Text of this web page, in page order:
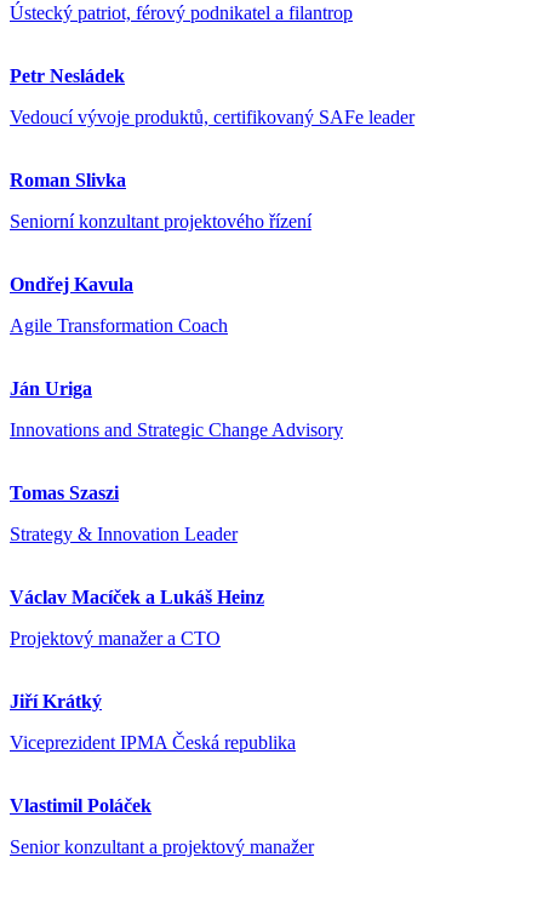
Ústecký patriot, férový podnikatel a filantrop
Petr Nesládek
Vedoucí vývoje produktů, certifikovaný SAFe leader
Roman Slivka
Seniorní konzultant projektového řízení
Ondřej Kavula
Agile Transformation Coach
Ján Uriga
Innovations and Strategic Change Advisory
Tomas Szaszi
Strategy & Innovation Leader
Václav Macíček a Lukáš Heinz
Projektový manažer a CTO
Jiří Krátký
Viceprezident IPMA Česká republika
Vlastimil Poláček
Senior konzultant a projektový manažer